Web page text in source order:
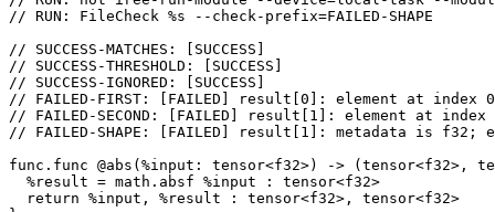
// RUN: FileCheck %s --check-prefix=FAILED-SHAPE
// SUCCESS-MATCHES: [SUCCESS]
// SUCCESS-THRESHOLD: [SUCCESS]
// SUCCESS-IGNORED: [SUCCESS]
// FAILED-FIRST: [FAILED] result[0]: element at index
// FAILED-SECOND: [FAILED] result[1]: element at
// FAILED-SHAPE: [FAILED] result[1]: metadata is f32;
func.func @abs(%input: tensor<f32>) -> (tensor<f32>,
  %result = math.absf %input : tensor<f32>
  return %input, %result : tensor<f32>, tensor<f32>